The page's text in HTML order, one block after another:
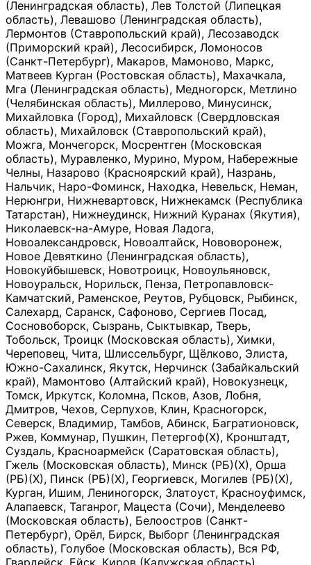
(Ленинградская область), Лев Толстой (Липецкая
область), Левашово (Ленинградская область),
Лермонтов (Ставропольский край), Лесозаводск
(Приморский край), Лесосибирск, Ломоносов
(Санкт-Петербург), Макаров, Мамоново, Маркс,
Матвеев Курган (Ростовская область), Махачкала,
Мга (Ленинградская область), Медногорск, Метлино
(Челябинская область), Миллерово, Минусинск,
Михайловка (Город), Михайловск (Свердловская
область), Михайловск (Ставропольский край),
Можга, Мончегорск, Мосрентген (Московская
область), Муравленко, Мурино, Муром, Набережные
Челны, Назарово (Красноярский край), Назрань,
Нальчик, Наро-Фоминск, Находка, Невельск, Неман,
Нерюнгри, Нижневартовск, Нижнекамск (Республика
Татарстан), Нижнеудинск, Нижний Куранах (Якутия),
Николаевск-на-Амуре, Новая Ладога,
Новоалександровск, Новоалтайск, Нововоронеж,
Новое Девяткино (Ленинградская область),
Новокуйбышевск, Новотроицк, Новоульяновск,
Новоуральск, Норильск, Пенза, Петропавловск-
Камчатский, Раменское, Реутов, Рубцовск, Рыбинск,
Салехард, Саранск, Сафоново, Сергиев Посад,
Сосновоборск, Сызрань, Сыктывкар, Тверь,
Тобольск, Троицк (Московская область), Химки,
Череповец, Чита, Шлиссельбург, Щёлково, Элиста,
Южно-Сахалинск, Якутск, Нерчинск (Забайкальский
край), Мамонтово (Алтайский край), Новокузнецк,
Томск, Иркутск, Коломна, Псков, Азов, Лобня,
Дмитров, Чехов, Серпухов, Клин, Красногорск,
Северск, Владимир, Тамбов, Абинск, Багратионовск,
Ржев, Коммунар, Пушкин, Петергоф(Х), Кронштадт,
Суздаль, Красноармейск (Саратовская область),
Гжель (Московская область), Минск (РБ)(Х), Орша
(РБ)(Х), Пинск (РБ)(Х), Георгиевск, Могилев (РБ)(Х),
Курган, Ишим, Лениногорск, Златоуст, Красноуфимск,
Алапаевск, Таганрог, Мацеста (Сочи), Менделеево
(Московская область), Белоостров (Санкт-
Петербург), Орёл, Бирск, Выборг (Ленинградская
область), Голубое (Московская область), Вся РФ,
Гвардейск, Ейск, Киров (Калужская область),